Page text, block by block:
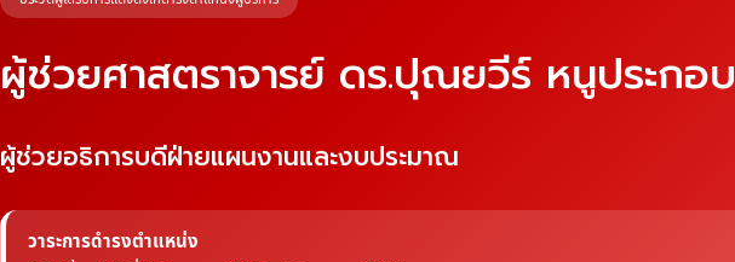
ผู้ช่วยศาสตราจารย์ ดร.ปุณยวีร์ หนูประกอบ
ผู้ช่วยอธิการบดีฝ่ายแผนงานและงบประมาณ
วาระการดำรงตำแหน่ง